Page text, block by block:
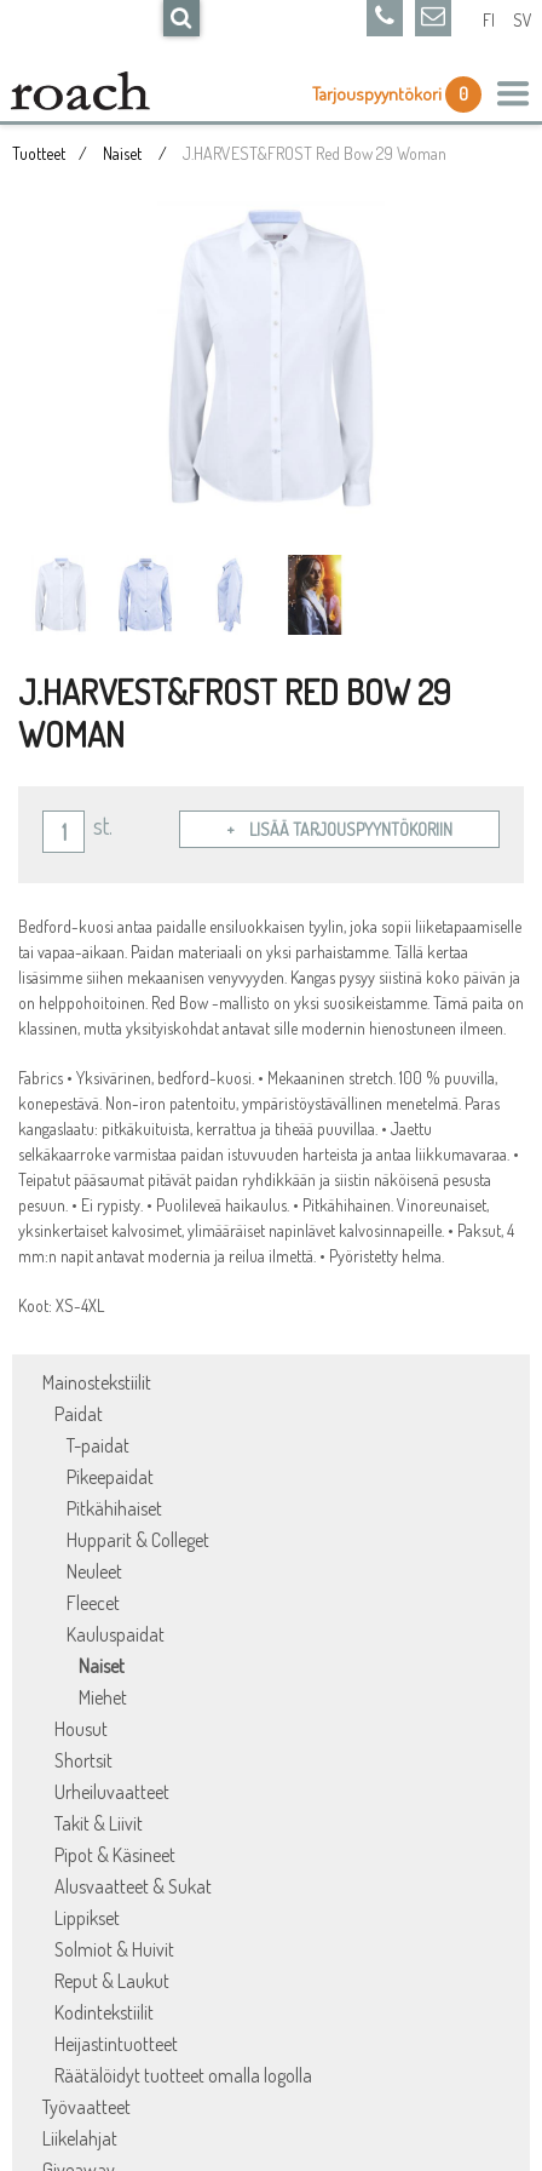
FI SV
Tarjouspyyntökori 0
Tuotteet Naiset J.HARVEST&FROST Red Bow 29 Woman
Mainostekstiilit
Paidat
T-paidat
Pikeepaidat
Pitkähihaiset
Hupparit & Colleget
Neuleet
Fleecet
Kauluspaidat
Naiset
Miehet
Housut
Shortsit
Urheiluvaatteet
Takit & Liivit
Pipot & Käsineet
Alusvaatteet & Sukat
Lippikset
Solmiot & Huivit
Reput & Laukut
Kodintekstiilit
Heijastintuotteet
Räätälöidyt tuotteet omalla logolla
Työvaatteet
Liikelahjat
J.HARVEST&FROST RED BOW 29
WOMAN
st. LISÄÄ TARJOUSPYYNTÖKORIIN
Bedford-kuosi antaa paidalle ensiluokkaisen tyylin, joka sopii liiketapaamiselle
tai vapaa-aikaan. Paidan materiaali on yksi parhaistamme. Tällä kertaa
lisäsimme siihen mekaanisen venyvyyden. Kangas pysyy siistinä koko päivän ja
on helppohoitoinen. Red Bow -mallisto on yksi suosikeistamme. Tämä paita on
klassinen, mutta yksityiskohdat antavat sille modernin hienostuneen ilmeen.
Fabrics • Yksivärinen, bedford-kuosi. • Mekaaninen stretch. 100 % puuvilla,
konepestävä. Non-iron patentoitu, ympäristöystävällinen menetelmä. Paras
kangaslaatu: pitkäkuituista, kerrattua ja tiheää puuvillaa. • Jaettu
selkäkaarroke varmistaa paidan istuvuuden harteista ja antaa liikkumavaraa. •
Teipatut pääsaumat pitävät paidan ryhdikkään ja siistin näköisenä pesusta
pesuun. • Ei rypisty. • Puolileveä haikaulus. • Pitkähihainen. Vinoreunaiset,
yksinkertaiset kalvosimet, ylimääräiset napinlävet kalvosinnapeille. • Paksut, 4
mm:n napit antavat modernia ja reilua ilmettä. • Pyöristetty helma.
Koot: XS-4XL